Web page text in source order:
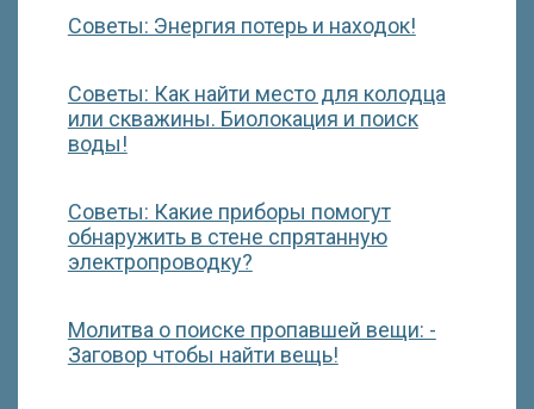
Советы: Энергия потерь и находок!
Советы: Как найти место для колодца
или скважины. Биолокация и поиск
воды!
Советы: Какие приборы помогут
обнаружить в стене спрятанную
электропроводку?
Молитва о поиске пропавшей вещи: -
Заговор чтобы найти вещь!